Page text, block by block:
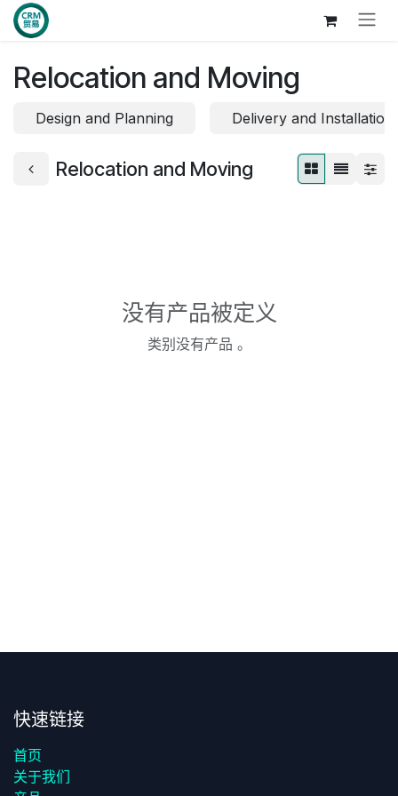
跳至内容
Relocation and Moving
Design and Planning Delivery and Installation
Relocation and Moving
没有产品被定义
类别没有产品 。
快速链接
首页
关于我们